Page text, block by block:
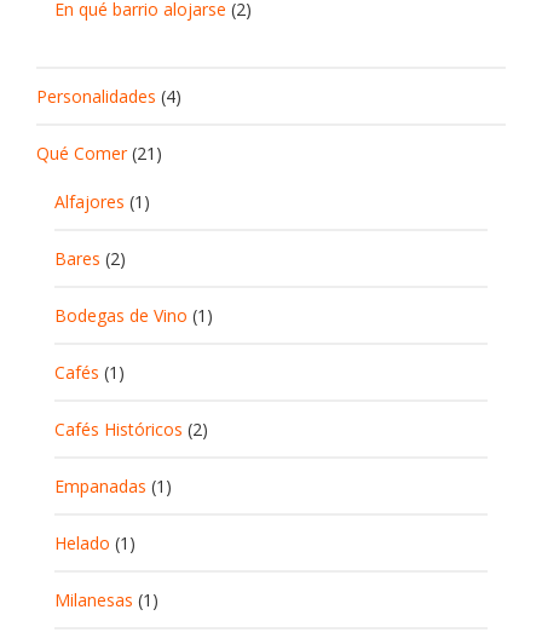
En qué barrio alojarse (2)
Personalidades (4)
Qué Comer(21)
Alfajores (1)
Bares (2)
Bodegas de Vino (1)
Cafés (1)
Cafés Históricos (2)
Empanadas (1)
Helado (1)
Milanesas (1)